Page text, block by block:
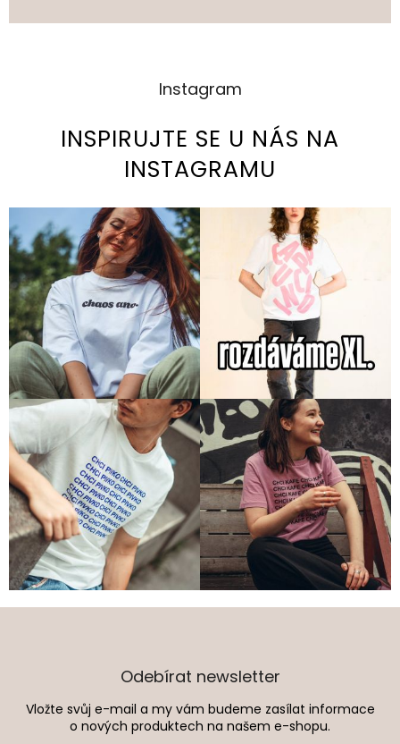
Instagram
INSPIRUJTE SE U NÁS NA
INSTAGRAMU
Z
Odebírat newsletter
Vložte svůj e-mail a my vám budeme zasílat informace
o nových produktech na našem e-shopu.